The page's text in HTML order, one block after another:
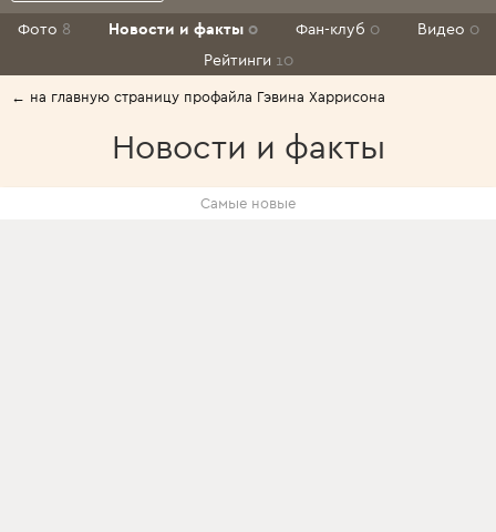
Фото 8 Новости и факты 0 Фан-клуб 0 Видео 0
Рейтинги 10
← на главную страницу профайла Гэвина Харрисона
Новости и факты
Самые новые